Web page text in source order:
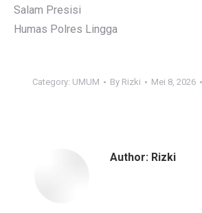
Salam Presisi
Humas Polres Lingga
Category: UMUM By Rizki Mei 8, 2026
Author: Rizki